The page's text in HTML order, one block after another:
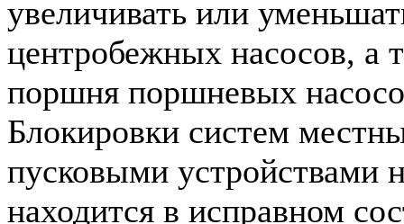
увеличивать или
центробежных насосов, а
поршня поршневых
Блокировки систем
пусковыми устройствами
находится в исправном